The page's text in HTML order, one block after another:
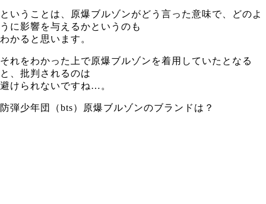
ということは、原爆ブルゾンがどう言った意味で、どのよ
うに影響を与えるかというのも
わかると思います。
それをわかった上で原爆ブルゾンを着用していたとなる
と、批判されるのは
避けられないですね…。
防弾少年団（bts）原爆ブルゾンのブランドは？